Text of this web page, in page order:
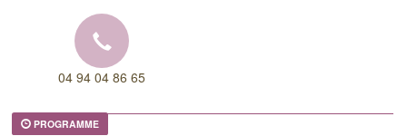
04 94 04 86 65
PROGRAMME